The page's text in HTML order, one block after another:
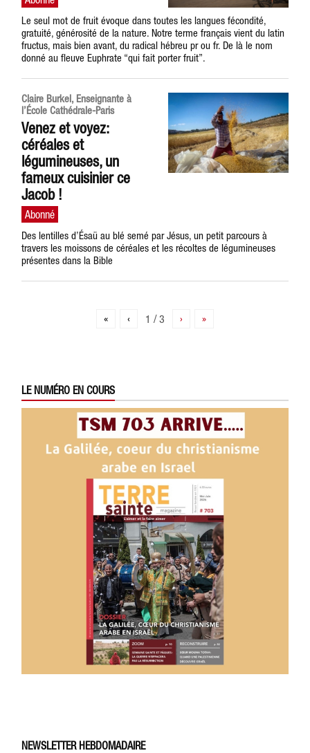
Le seul mot de fruit évoque dans toutes les langues fécondité,
gratuité, générosité de la nature. Notre terme français vient du latin
fructus, mais bien avant, du radical hébreu pr ou fr. De là le nom
donné au fleuve Euphrate “qui fait porter fruit”.
Claire Burkel, Enseignante à
l’École Cathédrale-Paris
Venez et voyez:
céréales et
légumineuses, un
fameux cuisinier ce
Jacob !
Des lentilles d’Ésaü au blé semé par Jésus, un petit parcours à
travers les moissons de céréales et les récoltes de légumineuses
présentes dans la Bible
« ‹ 1 / 3 › »
LE NUMÉRO EN COURS
NEWSLETTER HEBDOMADAIRE